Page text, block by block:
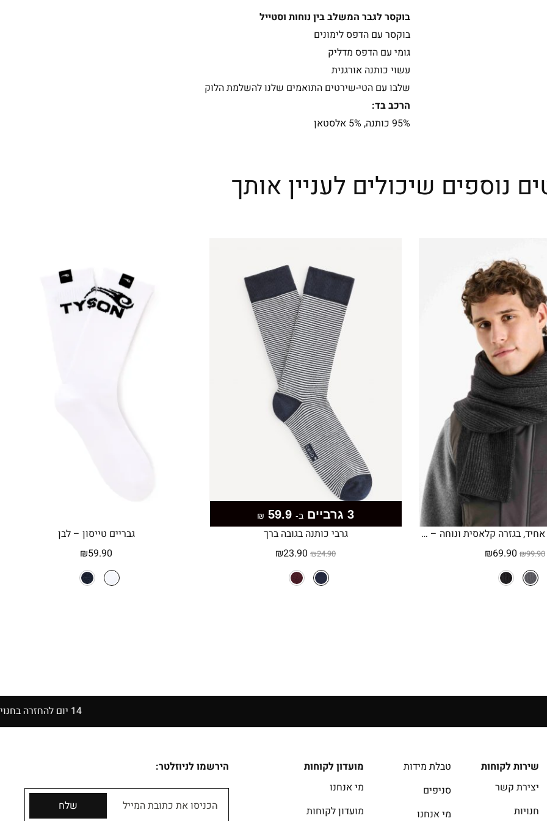
בוקסר לגבר המשלב בין נוחות וסטייל
בוקסר עם הדפס לימונים
גומי עם הדפס מדליק
עשוי כותנה אורגנית
שלבו עם הטי-שירטים התואמים שלנו להשלמת הלוק
הרכב בד:
95% כותנה, 5% אלסטאן
נוספים שיכולים לעניין אותך
צעיף סרוג בצבע אחיד, בגזרה קלאסית ונוחה – אפור כהה
₪99.90
המחיר
המקורי
היה:
₪69.90 המחיר
3 גרביים ב-59.9
₪
גרבי כותנה בגובה ברך
₪24.90
המחיר
המקורי
היה:
₪23.90 המחיר
גבריים טייסון – לבן
₪59.90
שירות לקוחות
יצירת קשר
חנויות
טבלת מידות
סניפים
מי אנחנו
מועדון לקוחות
מי אנחנו
מועדון לקוחות
הירשמו לניוזלטר:
הכניסו את כתובת המייל שלח